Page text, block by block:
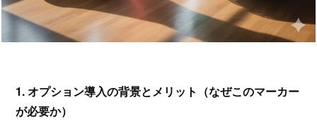
1. オプション導入の背景とメリット（なぜこのマーカー
が必要か）